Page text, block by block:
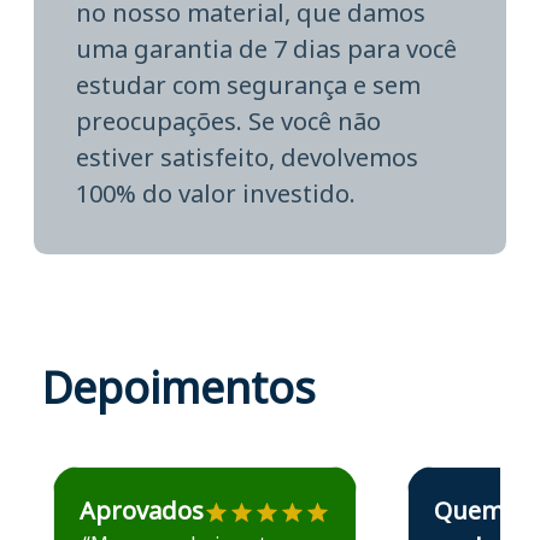
no nosso material, que damos
uma garantia de 7 dias para você
estudar com segurança e sem
preocupações. Se você não
estiver satisfeito, devolvemos
100% do valor investido.
Depoimentos
Estudante José recomenda o Aprova Concursos em
Aprovados
Estudante Elais
Quem